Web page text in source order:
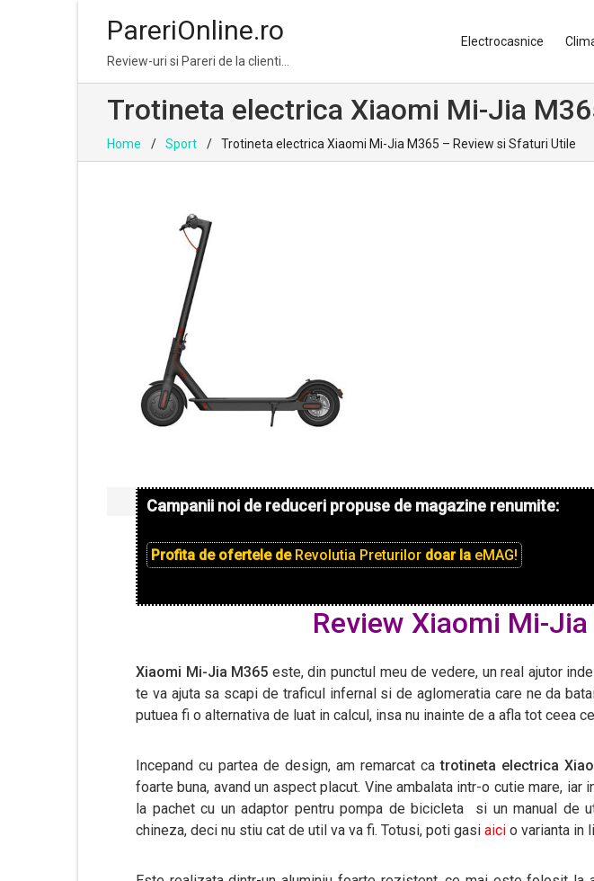
PareriOnline.ro
Review-uri si Pareri de la clienti…
Electrocasnice
Trotineta electrica Xiaomi Mi-Jia
Home Sport Trotineta electrica Xiaomi Mi-Jia M365 – Review si Sfaturi Utile
Campanii noi de reduceri propuse de magazine renumite:
Profita de ofertele de Revolutia Preturilor doar la eMAG!
Review Xiaomi Mi-
Xiaomi Mi-Jia M365 este, din punctul meu de vedere, un real ajutor
te va ajuta sa scapi de traficul infernal si de aglomeratia care ne da
putuea fi o alternativa de luat in calcul, insa nu inainte de a afla tot ceea
Incepand cu partea de design, am remarcat catrotineta electrica
foarte buna, avand un aspect placut. Vine ambalata intr-o cutie mare, iar
la pachet cu un adaptor pentru pompa de bicicleta si un manual de
chineza, deci nu stiu cat de util va va fi. Totusi, poti gasi aici o varianta in